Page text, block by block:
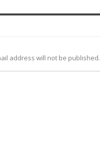
address will not be published.